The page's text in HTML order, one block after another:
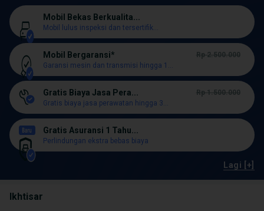
Mobil Bekas Berkualita...
Mobil lulus inspeksi dan tersertifik...
Mobil Bergaransi*
Rp 2.500.000
Garansi mesin dan transmisi hingga 1...
Gratis Biaya Jasa Pera...
Rp 1.500.000
Gratis biaya jasa perawatan hingga 3...
Gratis Asuransi 1 Tahu...
Perlindungan ekstra bebas biaya
Lagi [+]
Ikhtisar